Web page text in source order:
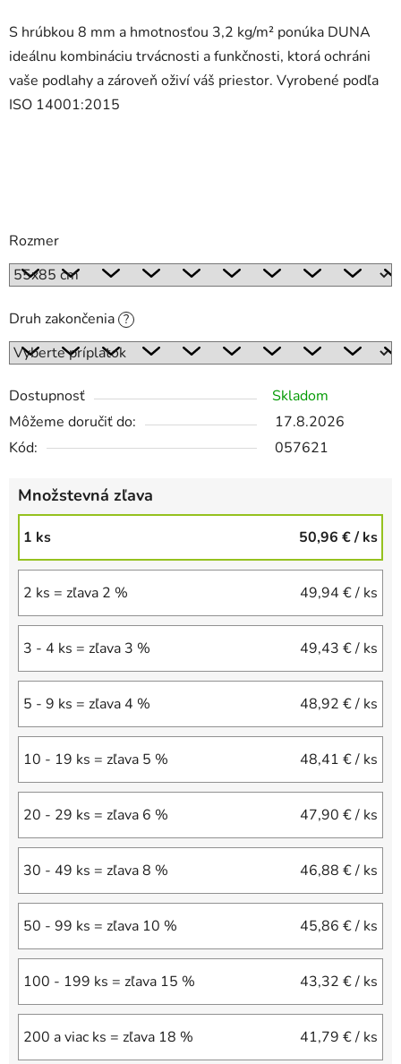
S hrúbkou 8 mm a hmotnosťou 3,2 kg/m² ponúka DUNA
ideálnu kombináciu trvácnosti a funkčnosti, ktorá ochráni
vaše podlahy a zároveň oživí váš priestor. Vyrobené podľa
ISO 14001:2015
Rozmer
Druh zakončenia ?
Dostupnosť
Skladom
Môžeme doručiť do:
17.8.2026
Kód:
057621
Množstevná zľava
1 ks 50,96 €/ ks
2 ks = zľava 2 % 49,94 €/ ks
3 - 4 ks = zľava 3 % 49,43 €/ ks
5 - 9 ks = zľava 4 % 48,92 €/ ks
10 - 19 ks = zľava 5 % 48,41 €/ ks
20 - 29 ks = zľava 6 % 47,90 €/ ks
30 - 49 ks = zľava 8 % 46,88 €/ ks
50 - 99 ks = zľava 10 % 45,86 €/ ks
100 - 199 ks = zľava 15 % 43,32 €/ ks
200 a viac ks = zľava 18 % 41,79 €/ ks